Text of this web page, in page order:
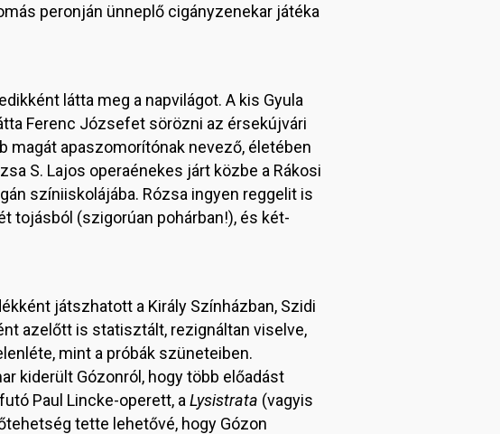
peronján ünneplő cigányzenekar játéka
látta meg a napvilágot. A kis Gyula
Ferenc Józsefet sörözni az érsekújvári
magát apaszomorítónak nevező, életében
S. Lajos operaénekes járt közbe a Rákosi
színiiskolájába. Rózsa ingyen reggelit is
tojásból (szigorúan pohárban!), és két-
játszhatott a Király Színházban, Szidi
azelőtt is statisztált, rezignáltan viselve,
mint a próbák szüneteiben.
kiderült Gózonról, hogy több előadást
Paul Lincke-operett, a Lysistrata (vagyis
tette lehetővé, hogy Gózon